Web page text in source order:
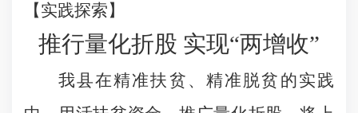
【实践探索】
推行量化折股 实现“两增收”
我县在精准扶贫、精准脱贫的实践